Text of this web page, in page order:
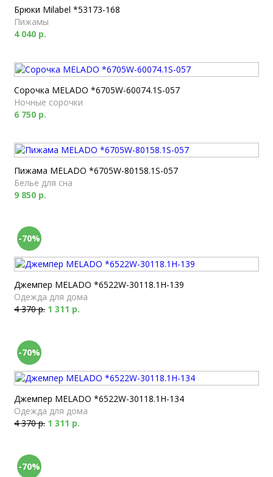
Брюки Milabel *53173-168
Пижамы
4 040 р.
Сорочка MELADO *6705W-60074.1S-057
Ночные сорочки
6 750 р.
Пижама MELADO *6705W-80158.1S-057
Белье для сна
9 850 р.
-70%
Джемпер MELADO *6522W-30118.1H-139
Одежда для дома
4 370 р. 1 311 р.
-70%
Джемпер MELADO *6522W-30118.1H-134
Одежда для дома
4 370 р. 1 311 р.
-70%